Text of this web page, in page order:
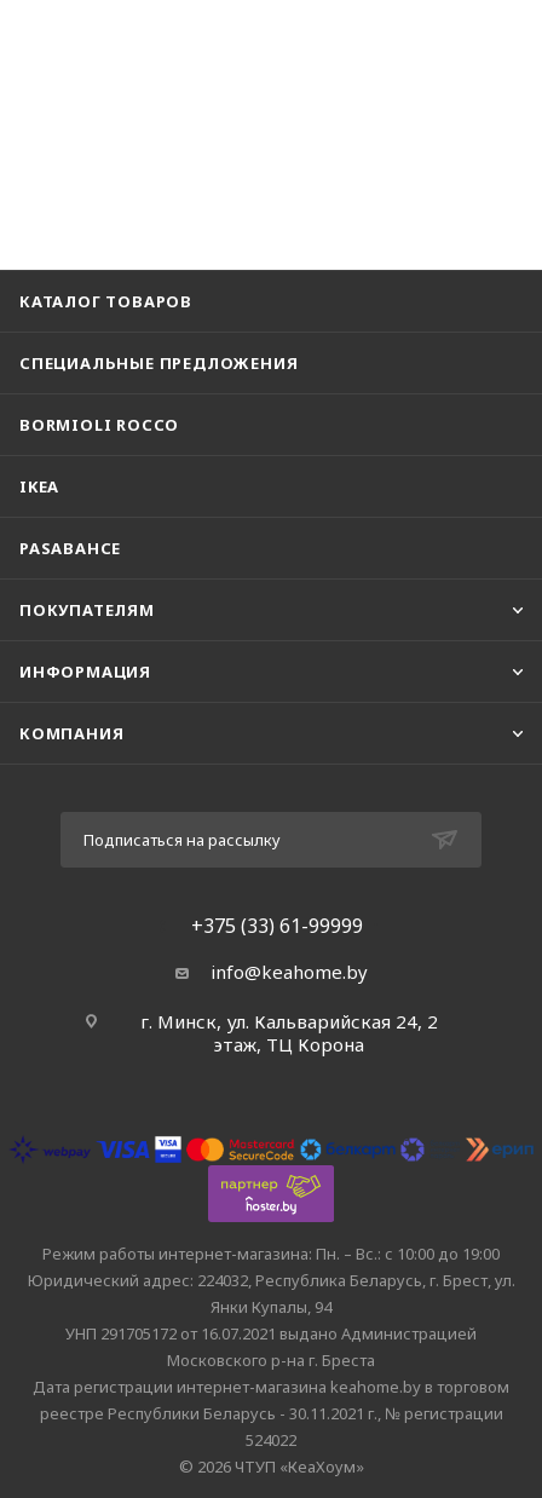
КАТАЛОГ ТОВАРОВ
СПЕЦИАЛЬНЫЕ ПРЕДЛОЖЕНИЯ
BORMIOLI ROCCO
IKEA
PASABAHCE
ПОКУПАТЕЛЯМ
ИНФОРМАЦИЯ
КОМПАНИЯ
Подписаться на рассылку
+375 (33) 61-99999
info@keahome.by
г. Минск, ул. Кальварийская 24, 2
этаж, ТЦ Корона
Режим работы интернет-магазина: Пн. – Вс.: с 10:00 до 19:00
Юридический адрес: 224032, Республика Беларусь, г. Брест, ул.
Янки Купалы, 94
УНП 291705172 от 16.07.2021 выдано Администрацией
Московского р-на г. Бреста
Дата регистрации интернет-магазина keahome.by в торговом
реестре Республики Беларусь - 30.11.2021 г., № регистрации
524022
© 2026 ЧТУП «КеаХоум»